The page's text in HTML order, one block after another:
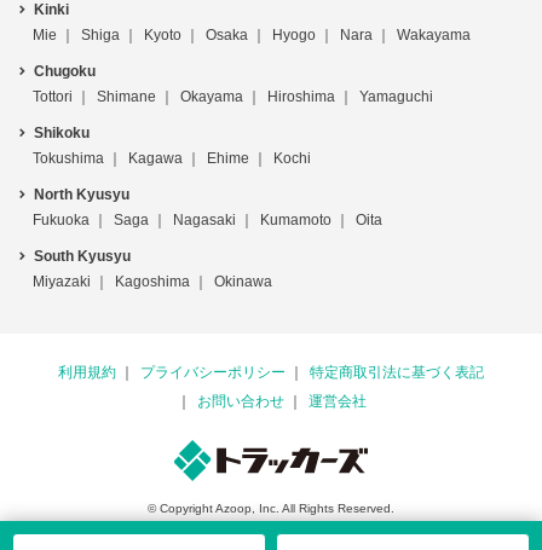
Kinki
Mie
Shiga Kyoto Osaka Hyogo Nara Wakayama
Chugoku
Tottori
Shimane Okayama Hiroshima Yamaguchi
Shikoku
Tokushima
Kagawa Ehime Kochi
North Kyusyu
Fukuoka
Saga Nagasaki Kumamoto Oita
South Kyusyu
Miyazaki
Kagoshima Okinawa
利用規約 プライバシーポリシー
特定商取引法に基づく表記
お問い合わせ
運営会社
© Copyright Azoop, Inc. All Rights Reserved.